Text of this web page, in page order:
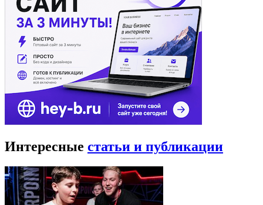
Интересные статьи и публикации